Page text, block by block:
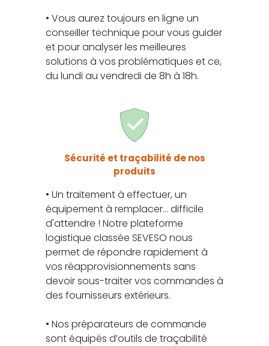
• Vous aurez toujours en ligne un
conseiller technique pour vous guider
et pour analyser les meilleures
solutions à vos problématiques et ce,
du lundi au vendredi de 8h à 18h.
Sécurité et traçabilité de nos
produits
• Un traitement à effectuer, un
équipement à remplacer... difficile
d'attendre ! Notre plateforme
logistique classée SEVESO nous
permet de répondre rapidement à
vos réapprovisionnements sans
devoir sous-traiter vos commandes à
des fournisseurs extérieurs.
• Nos préparateurs de commande
sont équipés d’outils de traçabilité